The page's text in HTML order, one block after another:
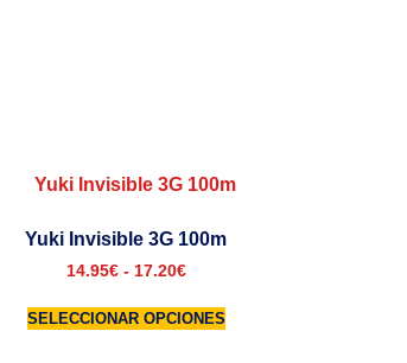
Yuki Invisible 3G 100m
14.95€ - 17.20€
SELECCIONAR OPCIONES